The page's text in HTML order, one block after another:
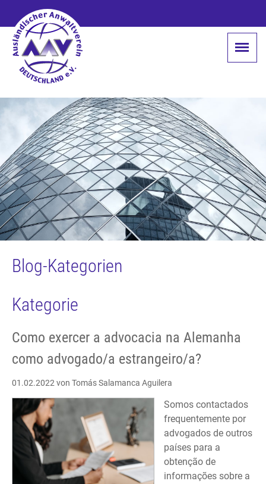
Blog-Kategorien
Kategorie
Como exercer a advocacia na Alemanha
como advogado/a estrangeiro/a?
01.02.2022 von Tomás Salamanca Aguilera
Somos contactados
frequentemente por
advogados de outros
países para a
obtenção de
informações sobre a